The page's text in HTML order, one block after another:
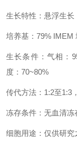
生长特性：悬浮生长
培养基：79% IMEM
生长条件：气相：
度：70~80%
传代方法：1:2至1:3
冻存条件：无血清
细胞用途：仅供研究